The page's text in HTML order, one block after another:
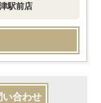
駅前店
い合わせ